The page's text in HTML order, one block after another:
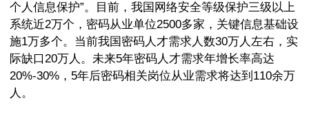
个人信息保护”。目前，我国网络安全等级保护三级以上
系统近2万个，密码从业单位2500多家，关键信息基础设
施1万多个。当前我国密码人才需求人数30万人左右，实
际缺口20万人。未来5年密码人才需求年增长率高达
20%-30%，5年后密码相关岗位从业需求将达到110余万
人。